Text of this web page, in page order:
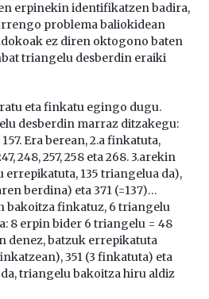
erpinekin identifikatzen badira,
problema baliokidean
ez diren oktogono baten
triangelu desberdin eraiki
eta finkatu egingo dugu.
desberdin marraz ditzakegu:
157. Era berean, 2.a finkatuta,
248, 257, 258 eta 268. 3.arekin
errepikatuta, 135 triangelua da),
berdina) eta 371 (=137)…
bakoitza finkatuz, 6 triangelu
8 erpin bider 6 triangelu = 48
denez, batzuk errepikatuta
351 (3 finkatuta) eta
triangelu bakoitza hiru aldiz